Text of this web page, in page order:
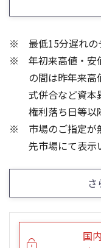
25/08
25/06
25/04 22/01
21/01
200
最低15分遅れの
年初来高値・安
の間は昨年来高
式併合など資本
権利落ち日等以
市場のご指定が
先市場にて表示
さ
国